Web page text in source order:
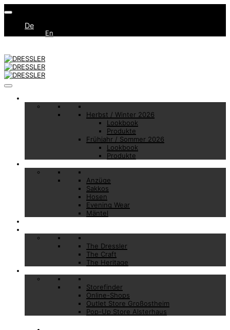
De
En
Herbst / Winter 2026
Lookbook
Produkte
Frühjahr / Sommer 2026
Lookbook
Produkte
Anzüge
Sakkos
Hosen
Evening Wear
Mäntel
The Dressler
The Craft
The Heritage
Storefinder
Online-Shops
Outlet Store Großostheim
Pop-Up Store Alsterhaus